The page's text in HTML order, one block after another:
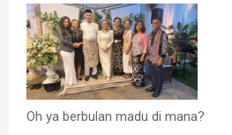
Oh ya berbulan madu di mana?